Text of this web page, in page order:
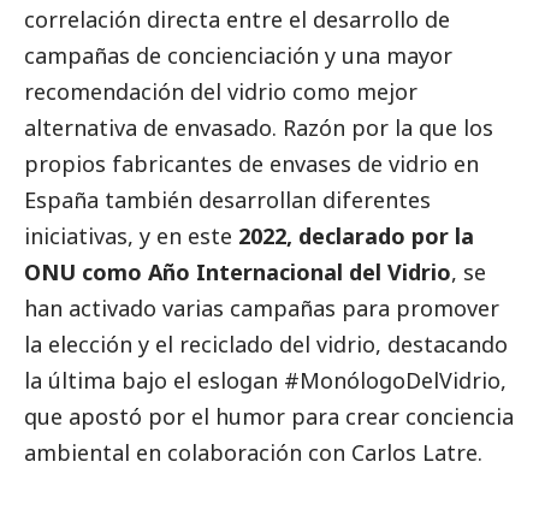
correlación directa entre el desarrollo de
campañas de concienciación y una mayor
recomendación del vidrio como mejor
alternativa de envasado. Razón por la que los
propios fabricantes de envases de vidrio en
España también desarrollan diferentes
iniciativas, y en este 2022, declarado por la
ONU como Año Internacional del Vidrio, se
han activado varias campañas para promover
la elección y el reciclado del vidrio, destacando
la última bajo el eslogan #MonólogoDelVidrio,
que apostó por el humor para crear conciencia
ambiental en colaboración con Carlos Latre.